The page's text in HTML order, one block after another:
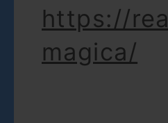
https://
magica/